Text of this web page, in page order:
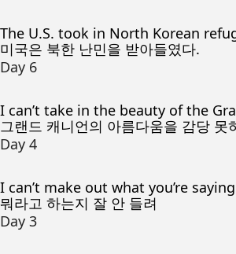
The U.S. took in North Korean
미국은 북한 난민을 받아들였다.
Day 6
I can’t take in the beauty of the
그랜드 캐니언의 아름다움을 감당 못
Day 4
I can’t make out what you’re
뭐라고 하는지 잘 안 들려
Day 3